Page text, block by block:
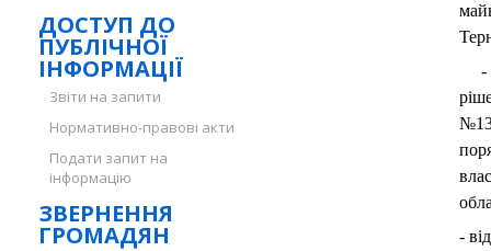
ДОСТУП ДО
ПУБЛІЧНОЇ
ІНФОРМАЦІЇ
Звіти на запити
Нормативно-правові акти
Подати запит на
інформацію
ЗВЕРНЕННЯ
ГРОМАДЯН
-
-